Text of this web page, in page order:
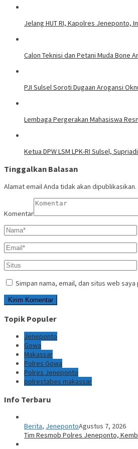
Jelang HUT RI, Kapolres Jeneponto,
Calon Teknisi dan Petani Muda Bone
PJI Sulsel Soroti Dugaan Arogansi
Lembaga Pergerakan Mahasiswa
Ketua DPW LSM LPK-RI Sulsel,
Tinggalkan Balasan
Alamat email Anda tidak akan dipublikasikan.
Komentar
Simpan nama, email, dan situs web
Topik Populer
Jeneponto
Gowa
Makassar
Polres Gowa
Polres Jeneponto
polrestabes makassar
Info Terbaru
Berita, JenepontoAgustus 7, 2026
Tim Resmob Polres Jeneponto,